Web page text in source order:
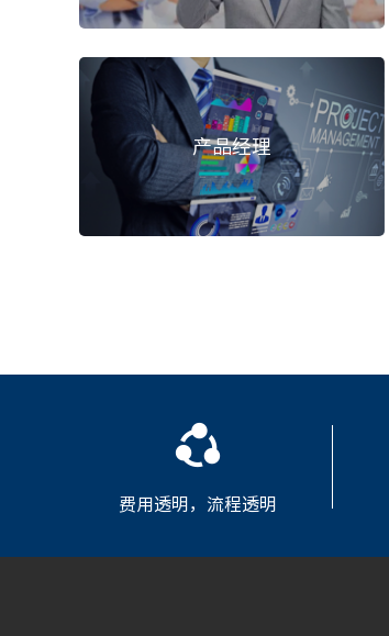
产品经理
费用透明，流程透明